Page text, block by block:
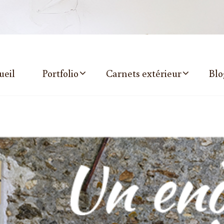
Portfolio Carnets extérieur